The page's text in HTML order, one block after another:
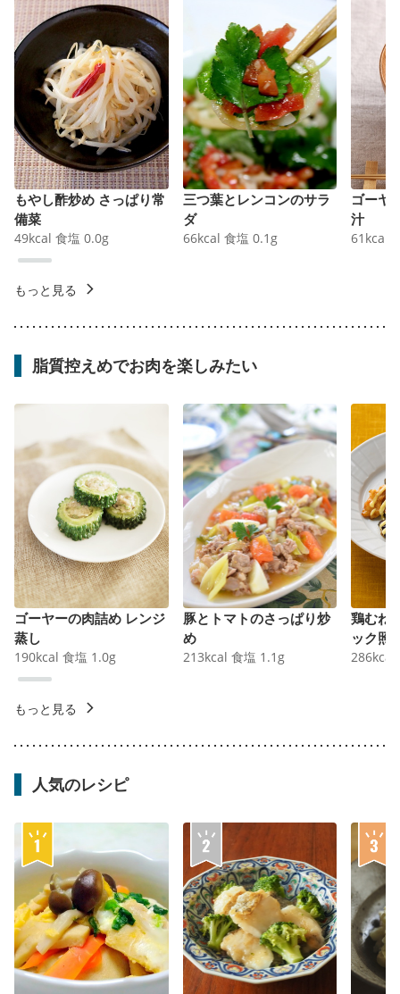
もやし酢炒め さっぱり常
備菜
49kcal 食塩 0.0g
三つ葉とレンコンのサラ
ダ
66kcal 食塩 0.1 g
ゴーヤ
汁
61 kcal
もっと見る
脂質控えめでお肉を楽しみたい
ゴーヤーの肉詰め レンジ
蒸し
190kcal 食塩 1.0g
豚とトマトのさっぱり炒
め
213kcal 食塩 1.1 g
鶏むね
ック照
286kcal
もっと見る
人気のレシピ